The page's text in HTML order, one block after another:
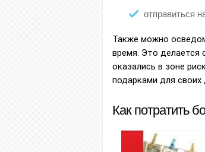
отправиться
Также можно
время. Это
оказались в зоне
подарками для своих
Как потратить